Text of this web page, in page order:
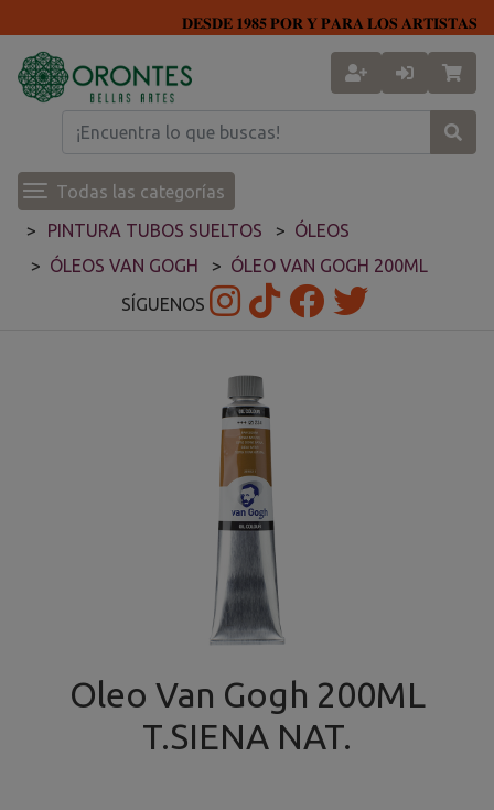
𝐃𝐄𝐒𝐃𝐄 𝟏𝟗𝟖𝟓 𝐏𝐎𝐑 𝐘 𝐏𝐀𝐑𝐀 𝐋𝐎𝐒 𝐀𝐑𝐓𝐈𝐒𝐓𝐀𝐒
Todas las categorías
PINTURA TUBOS SUELTOS
ÓLEOS
ÓLEOS VAN GOGH
ÓLEO VAN GOGH 200ML
SÍGUENOS
Oleo Van Gogh 200ML
T.SIENA NAT.